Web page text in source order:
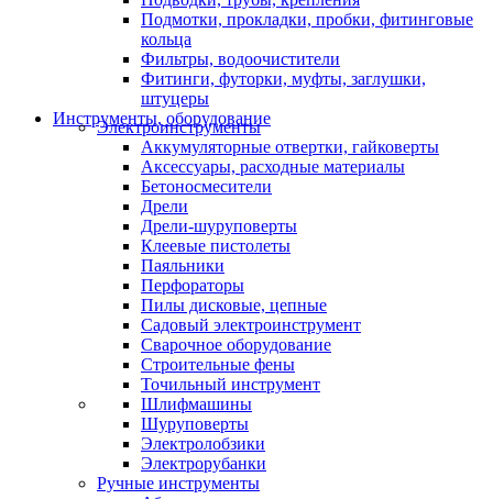
Подмотки, прокладки, пробки, фитинговые
кольца
Фильтры, водоочистители
Фитинги, футорки, муфты, заглушки,
штуцеры
Инструменты, оборудование
Электроинструменты
Аккумуляторные отвертки, гайковерты
Аксессуары, расходные материалы
Бетоносмесители
Дрели
Дрели-шуруповерты
Клеевые пистолеты
Паяльники
Перфораторы
Пилы дисковые, цепные
Садовый электроинструмент
Сварочное оборудование
Строительные фены
Точильный инструмент
Шлифмашины
Шуруповерты
Электролобзики
Электрорубанки
Ручные инструменты